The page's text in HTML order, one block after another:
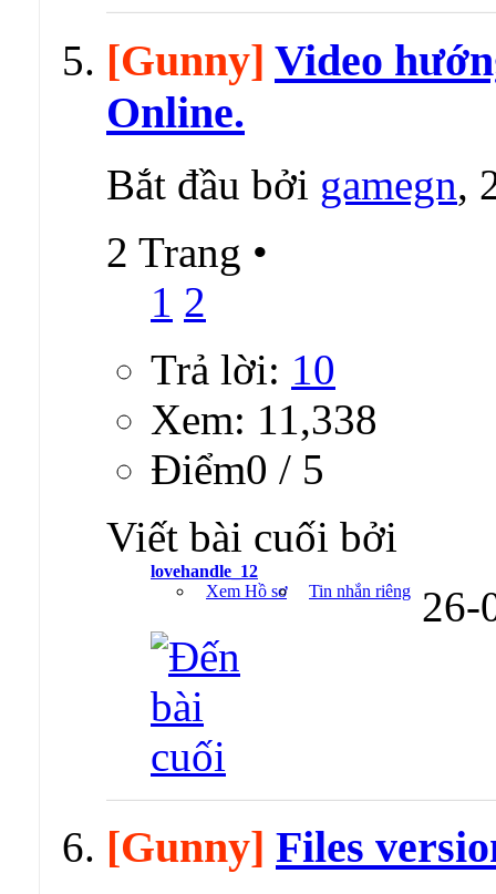
[Gunny] Video
Online.
Bắt đầu bởi gamegn,
2 Trang •
1 2
Trả lời: 10
Xem: 11,338
Ðiểm0 / 5
Viết bài cuối bởi
lovehandle_12
Xem Hồ sơ
Tin nhắn riêng 26-
[Gunny] Files